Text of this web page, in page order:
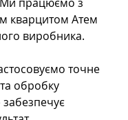
Ми працюємо з
кварцитом Атем
виробника.
точне
обробку